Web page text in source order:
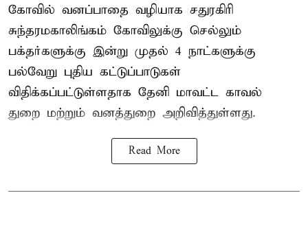
கோவில் வனப்பாதை வழியாக சதுரகிரி
சுந்தரமகாலிங்கம் கோவிலுக்கு செல்லும்
பக்தர்களுக்கு இன்று முதல் 4 நாட்களுக்கு
பல்வேறு புதிய கட்டுப்பாடுகள்
விதிக்கப்பட்டுள்ளதாக தேனி மாவட்ட காவல்
துறை மற்றும் வனத்துறை அறிவித்துள்ளது.
Read More